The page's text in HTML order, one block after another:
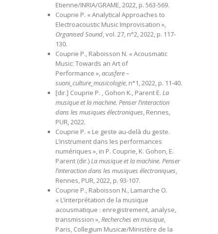
Etienne/INRIA/GRAME, 2022, p. 563-569.
Couprie P. « Analytical Approaches to
Electroacoustic Music Improvisation »,
Organised Sound, vol. 27, n°2, 2022, p. 117-
130.
Couprie P., Raboisson N. « Acousmatic
Music: Towards an Art of
Performance »,acusfere –
suoni_culture_musicologie, n°1, 2022, p. 11-40.
[dir.] Couprie P. , Gohon K., Parent E. La
musique et la machine. Penser l’interaction
dans les musiques électroniques, Rennes,
PUR, 2022.
Couprie P. « Le geste au-delà du geste.
L’instrument dans les performances
numériques », in P. Couprie, K. Gohon, E.
Parent (dir.)La musique et la machine. Penser
l’interaction dans les musiques électroniques,
Rennes, PUR, 2022, p. 93-107.
Couprie P., Raboisson N., Lamarche O.
« L’interprétation de la musique
acousmatique : enregistrement, analyse,
transmission »,Recherches en musique,
Paris, Collegium Musicæ/Ministère de la